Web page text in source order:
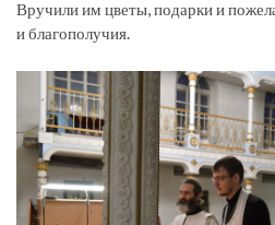
Вручили им цветы, подарки и
и благополучия.